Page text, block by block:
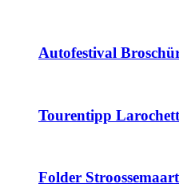
Autofestival
Tourentipp
Folder